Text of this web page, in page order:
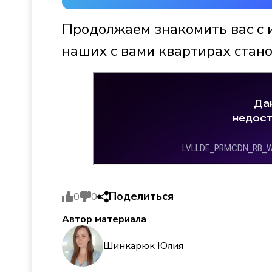
Продолжаем знакомить вас
наших с вами квартирах
0 0 Поделиться
Автор материала
Шинкарюк Юлия